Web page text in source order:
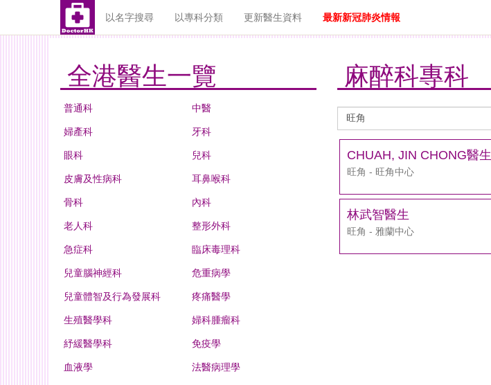
以名字搜尋 以專科分類 更新醫生資料 最新新冠肺炎情報
全港醫生一覽
普通科 中醫
婦產科 牙科
眼科 兒科
皮膚及性病科 耳鼻喉科
骨科 內科
老人科 整形外科
急症科 臨床毒理科
兒童腦神經科 危重病學
兒童體智及行為發展科 疼痛醫學
生殖醫學科 婦科腫瘤科
紓緩醫學科 免疫學
血液學 法醫病理學
麻醉科專科
生
CHUAH, JIN CHONG醫生
旺角 - 旺角中心
林武智醫生
旺角 - 雅蘭中心